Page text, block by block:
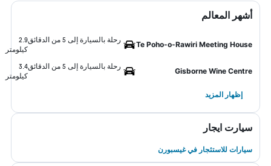
أشهر المعالم
Te Poho-o-Rawiri Meeting House
رحلة بالسيارة إلى 5 من الدقائق
2.9
كيلومتر
Gisborne Wine Centre
رحلة بالسيارة إلى 5 من الدقائق
3.4
كيلومتر
إظهار المزيد
سيارت ايجار
سيارات للاستئجار في غيسبورن